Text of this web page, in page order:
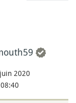
2020
08:40